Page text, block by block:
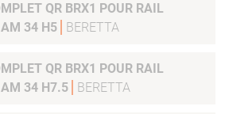
QR BRX1 POUR RAIL
34 H5
BERETTA
QR BRX1 POUR RAIL
34 H7.5
BERETTA